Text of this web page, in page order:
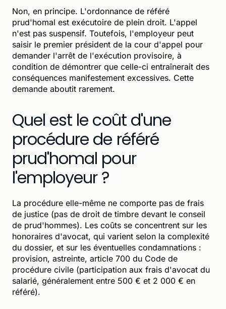
Non, en principe. L'ordonnance de référé
prud'homal est exécutoire de plein droit. L'appel
n'est pas suspensif. Toutefois, l'employeur peut
saisir le premier président de la cour d'appel pour
demander l'arrêt de l'exécution provisoire, à
condition de démontrer que celle-ci entraînerait des
conséquences manifestement excessives. Cette
demande aboutit rarement.
Quel est le coût d'une
procédure de référé
prud'homal pour
l'employeur ?
La procédure elle-même ne comporte pas de frais
de justice (pas de droit de timbre devant le conseil
de prud'hommes). Les coûts se concentrent sur les
honoraires d'avocat, qui varient selon la complexité
du dossier, et sur les éventuelles condamnations :
provision, astreinte, article 700 du Code de
procédure civile (participation aux frais d'avocat du
salarié, généralement entre 500 € et 2 000 € en
référé).